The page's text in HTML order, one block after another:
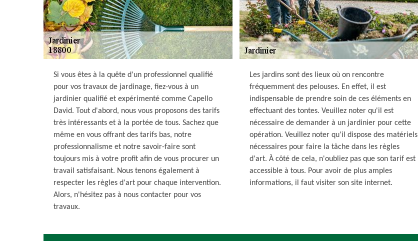
Si vous êtes à la quête d'un professionnel qualifié
pour vos travaux de jardinage, fiez-vous à un
jardinier qualifié et expérimenté comme Capello
David. Tout d'abord, nous vous proposons des tarifs
très intéressants et à la portée de tous. Sachez que
même en vous offrant des tarifs bas, notre
professionnalisme et notre savoir-faire sont
toujours mis à votre profit afin de vous procurer un
travail satisfaisant. Nous tenons également à
respecter les règles d'art pour chaque intervention.
Alors, n'hésitez pas à nous contacter pour vos
travaux.
Les jardins sont des lieux où on rencontre
fréquemment des pelouses. En effet, il est
indispensable de prendre soin de ces éléments en
effectuant des tontes. Veuillez noter qu'il est
nécessaire de demander à un jardinier pour cette
opération. Veuillez noter qu'il dispose des matériels
nécessaires pour faire la tâche dans les règles
d'art. À côté de cela, n'oubliez pas que son tarif est
accessible à tous. Pour avoir de plus amples
informations, il faut visiter son site internet.